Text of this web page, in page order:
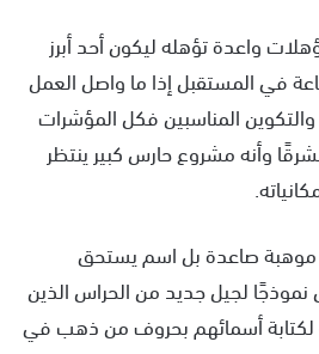
واعدة تؤهله ليكون أحد أبرز
في المستقبل إذا ما واصل العمل
المناسبين فكل المؤشرات
وأنه مشروع حارس كبير ينتظر
موهبة صاعدة بل اسم يستحق
نموذجًا لجيل جديد من الحراس الذين
لكتابة أسمائهم بحروف من ذهب في